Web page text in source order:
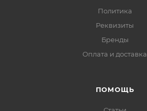
Политика
Реквизиты
Бренды
Оплата и доставка
ПОМОЩЬ